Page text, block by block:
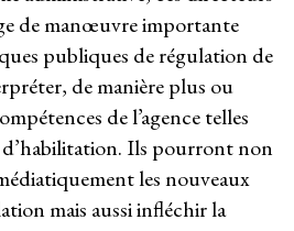
de manœuvre importante
publiques de régulation de
de manière plus ou
de l’agence telles
d’habilitation. Ils pourront non
les nouveaux
mais aussi infléchir la